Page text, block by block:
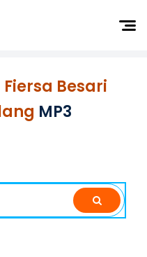
Fiersa Besari
MP3